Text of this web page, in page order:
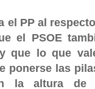
el PP al
el PSOE
que lo que
ponerse las
la altura de